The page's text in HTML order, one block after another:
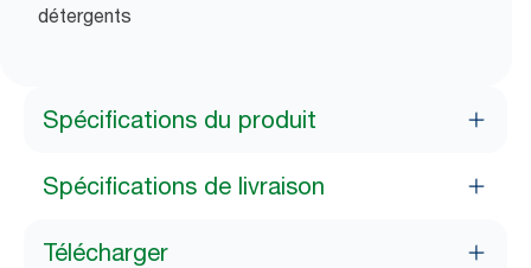
détergents
Spécifications du produit
Spécifications de livraison
Télécharger